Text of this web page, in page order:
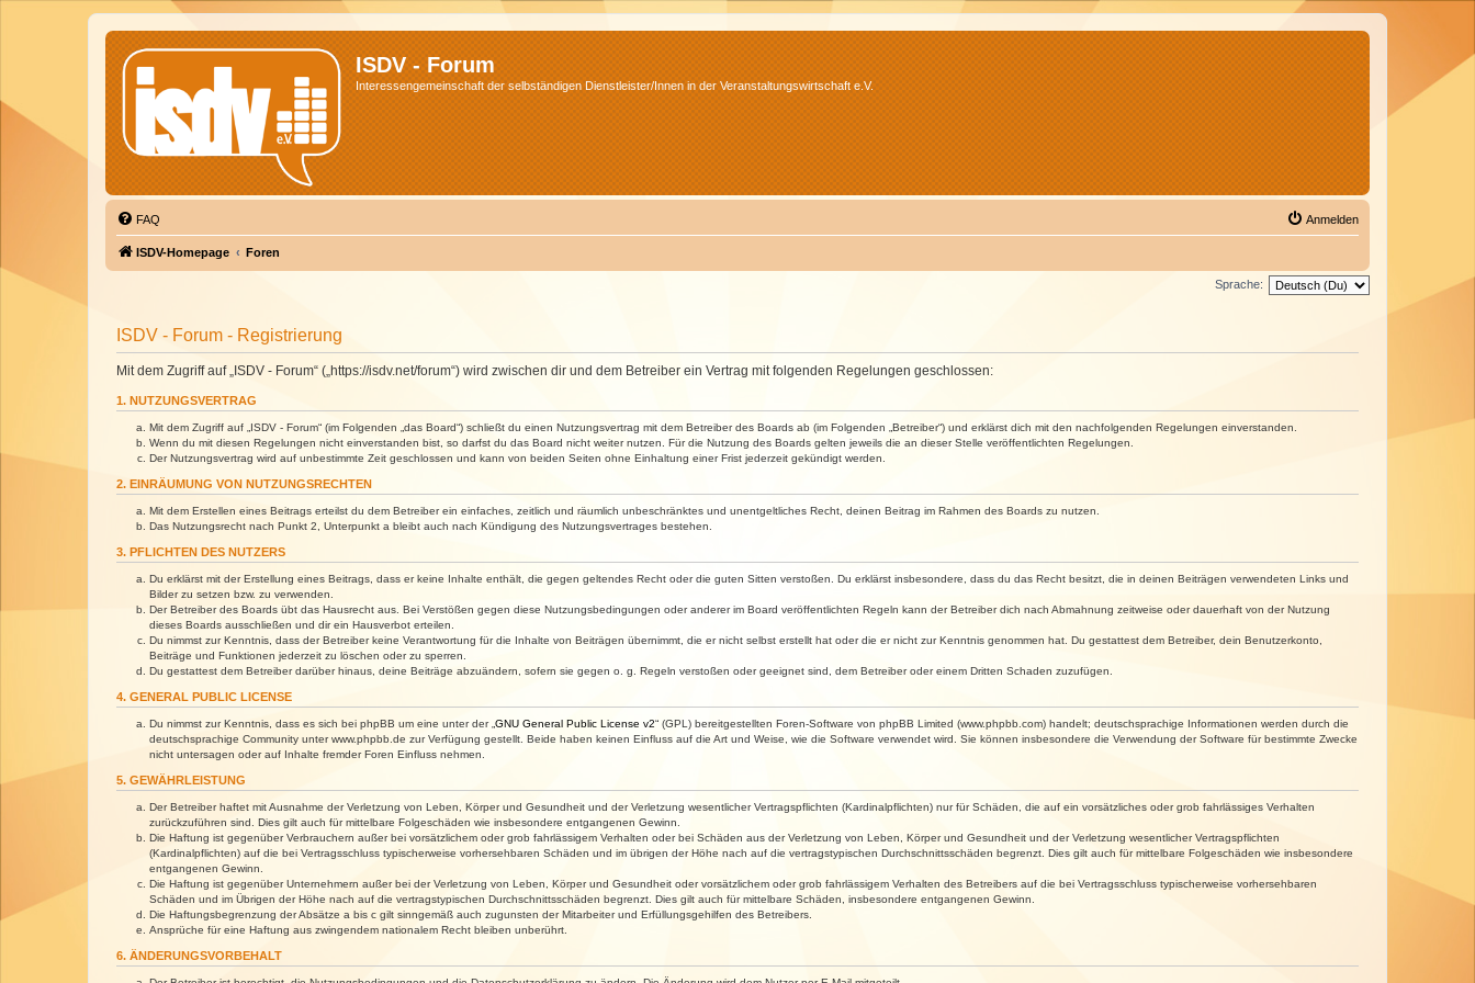
ISDV - Forum
Interessengemeinschaft der selbständigen Dienstleister/Innen in der Veranstaltungswirtschaft e.V.
FAQ Anmelden
ISDV-Homepage Foren
Sprache:
ISDV - Forum - Registrierung
Mit dem Zugriff auf „ISDV - Forum“ („https://isdv.net/forum“) wird zwischen dir und dem Betreiber ein Vertrag mit folgenden Regelungen geschlossen:
1. NUTZUNGSVERTRAG
Mit dem Zugriff auf „ISDV - Forum“ (im Folgenden „das Board“) schließt du einen Nutzungsvertrag mit dem Betreiber des Boards ab (im Folgenden „Betreiber“) und erklärst dich mit den nachfolgenden Regelungen einverstanden.
Wenn du mit diesen Regelungen nicht einverstanden bist, so darfst du das Board nicht weiter nutzen. Für die Nutzung des Boards gelten jeweils die an dieser Stelle veröffentlichten Regelungen.
Der Nutzungsvertrag wird auf unbestimmte Zeit geschlossen und kann von beiden Seiten ohne Einhaltung einer Frist jederzeit gekündigt werden.
2. EINRÄUMUNG VON NUTZUNGSRECHTEN
Mit dem Erstellen eines Beitrags erteilst du dem Betreiber ein einfaches, zeitlich und räumlich unbeschränktes und unentgeltliches Recht, deinen Beitrag im Rahmen des Boards zu nutzen.
Das Nutzungsrecht nach Punkt 2, Unterpunkt a bleibt auch nach Kündigung des Nutzungsvertrages bestehen.
3. PFLICHTEN DES NUTZERS
Du erklärst mit der Erstellung eines Beitrags, dass er keine Inhalte enthält, die gegen geltendes Recht oder die guten Sitten verstoßen. Du erklärst insbesondere, dass du das Recht besitzt, die in deinen Beiträgen verwendeten Links und
Bilder zu setzen bzw. zu verwenden.
Der Betreiber des Boards übt das Hausrecht aus. Bei Verstößen gegen diese Nutzungsbedingungen oder anderer im Board veröffentlichten Regeln kann der Betreiber dich nach Abmahnung zeitweise oder dauerhaft von der Nutzung
dieses Boards ausschließen und dir ein Hausverbot erteilen.
Du nimmst zur Kenntnis, dass der Betreiber keine Verantwortung für die Inhalte von Beiträgen übernimmt, die er nicht selbst erstellt hat oder die er nicht zur Kenntnis genommen hat. Du gestattest dem Betreiber, dein Benutzerkonto,
Beiträge und Funktionen jederzeit zu löschen oder zu sperren.
Du gestattest dem Betreiber darüber hinaus, deine Beiträge abzuändern, sofern sie gegen o. g. Regeln verstoßen oder geeignet sind, dem Betreiber oder einem Dritten Schaden zuzufügen.
4. GENERAL PUBLIC LICENSE
Du nimmst zur Kenntnis, dass es sich bei phpBB um eine unter der „ GNU General Public License v2“ (GPL) bereitgestellten Foren-Software von phpBB Limited (www.phpbb.com) handelt; deutschsprachige Informationen werden durch die
deutschsprachige Community unter www.phpbb.de zur Verfügung gestellt. Beide haben keinen Einfluss auf die Art und Weise, wie die Software verwendet wird. Sie können insbesondere die Verwendung der Software für bestimmte Zwecke
nicht untersagen oder auf Inhalte fremder Foren Einfluss nehmen.
5. GEWÄHRLEISTUNG
Der Betreiber haftet mit Ausnahme der Verletzung von Leben, Körper und Gesundheit und der Verletzung wesentlicher Vertragspflichten (Kardinalpflichten) nur für Schäden, die auf ein vorsätzliches oder grob fahrlässiges Verhalten
zurückzuführen sind. Dies gilt auch für mittelbare Folgeschäden wie insbesondere entgangenen Gewinn.
Die Haftung ist gegenüber Verbrauchern außer bei vorsätzlichem oder grob fahrlässigem Verhalten oder bei Schäden aus der Verletzung von Leben, Körper und Gesundheit und der Verletzung wesentlicher Vertragspflichten
(Kardinalpflichten) auf die bei Vertragsschluss typischerweise vorhersehbaren Schäden und im übrigen der Höhe nach auf die vertragstypischen Durchschnittsschäden begrenzt. Dies gilt auch für mittelbare Folgeschäden wie insbesondere
entgangenen Gewinn.
Die Haftung ist gegenüber Unternehmern außer bei der Verletzung von Leben, Körper und Gesundheit oder vorsätzlichem oder grob fahrlässigem Verhalten des Betreibers auf die bei Vertragsschluss typischerweise vorhersehbaren
Schäden und im Übrigen der Höhe nach auf die vertragstypischen Durchschnittsschäden begrenzt. Dies gilt auch für mittelbare Schäden, insbesondere entgangenen Gewinn.
Die Haftungsbegrenzung der Absätze a bis c gilt sinngemäß auch zugunsten der Mitarbeiter und Erfüllungsgehilfen des Betreibers.
Ansprüche für eine Haftung aus zwingendem nationalem Recht bleiben unberührt.
6. ÄNDERUNGSVORBEHALT